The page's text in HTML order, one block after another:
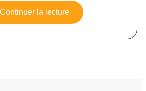
Continuer la lecture